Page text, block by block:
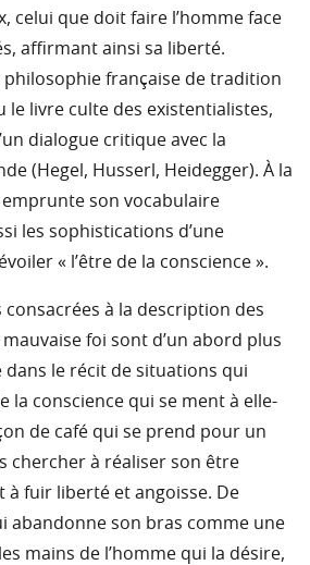
celui que doit faire l’homme face
affirmant ainsi sa liberté.
philosophie française de tradition
le livre culte des existentialistes,
dialogue critique avec la
(Hegel, Husserl, Heidegger). À la
son vocabulaire
les sophistications d’une
« l’être de la conscience ».
consacrées à la description des
foi sont d’un abord plus
dans le récit de situations qui
la conscience qui se ment à elle-
de café qui se prend pour un
chercher à réaliser son être
fuir liberté et angoisse. De
abandonne son bras comme une
mains de l’homme qui la désire,